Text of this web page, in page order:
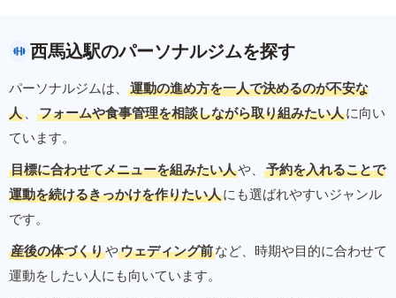
西馬込駅のパーソナルジムを探す
パーソナルジムは、
運動の進め方を一人で決めるのが不安な
人 、 フォームや食事管理を相談しながら取り組みたい人に向い
ています。
目標に合わせてメニューを組みたい人や、
予約を入れることで
運動を続けるきっかけを作りたい人にも選ばれやすいジャンル
です。
産後の体づくりやウェディング前など、時期や目的に合わせて
運動をしたい人にも向いています。